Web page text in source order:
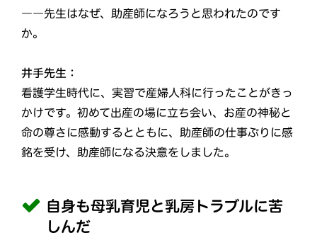
――先生はなぜ、助産師になろうと思われたのです
か。
井手先生：
看護学生時代に、実習で産婦人科に行ったことがきっ
かけです。初めて出産の場に立ち会い、お産の神秘と
命の尊さに感動するとともに、助産師の仕事ぶりに感
銘を受け、助産師になる決意をしました。
自身も母乳育児と乳房トラブルに苦
しんだ